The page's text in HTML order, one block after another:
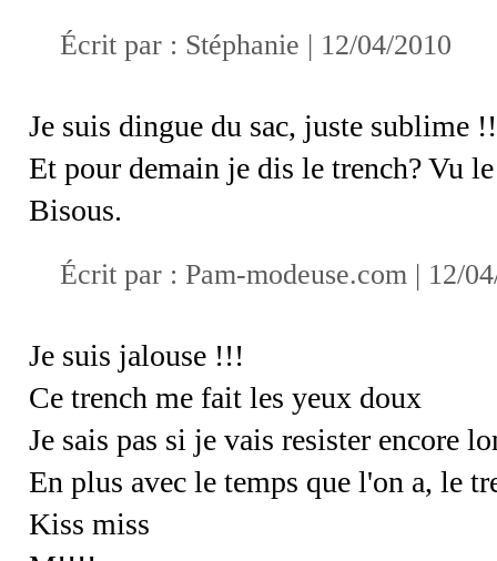
Écrit par : Stéphanie | 12/04/2010
Je suis dingue du sac, juste sublime
Et pour demain je dis le trench? Vu
Bisous.
Écrit par : Pam-modeuse.com | 12/
Je suis jalouse !!!
Ce trench me fait les yeux doux
Je sais pas si je vais resister encore
En plus avec le temps que l'on a, le
Kiss miss